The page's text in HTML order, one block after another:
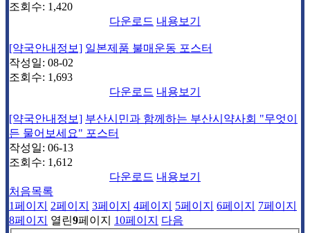
조회수: 1,420
다운로드 내용보기
[약국안내정보] 일본제품 불매운동 포스터
작성일: 08-02
조회수: 1,693
다운로드 내용보기
[약국안내정보] 부산시민과 함께하는 부산시약사회 "무엇이
든 물어보세요" 포스터
작성일: 06-13
조회수: 1,612
다운로드 내용보기
처음목록
1페이지 2페이지 3페이지 4페이지 5페이지 6페이지 7페이지
8페이지 열린9페이지 10페이지
다음